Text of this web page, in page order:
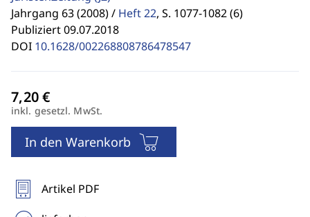
Jahrgang 63 (2008) / Heft 22, S. 1077-1082 (6)
Publiziert 09.07.2018
DOI 10.1628/002268808786478547
inkl. gesetzl. MwSt.
In den Warenkorb
Artikel PDF